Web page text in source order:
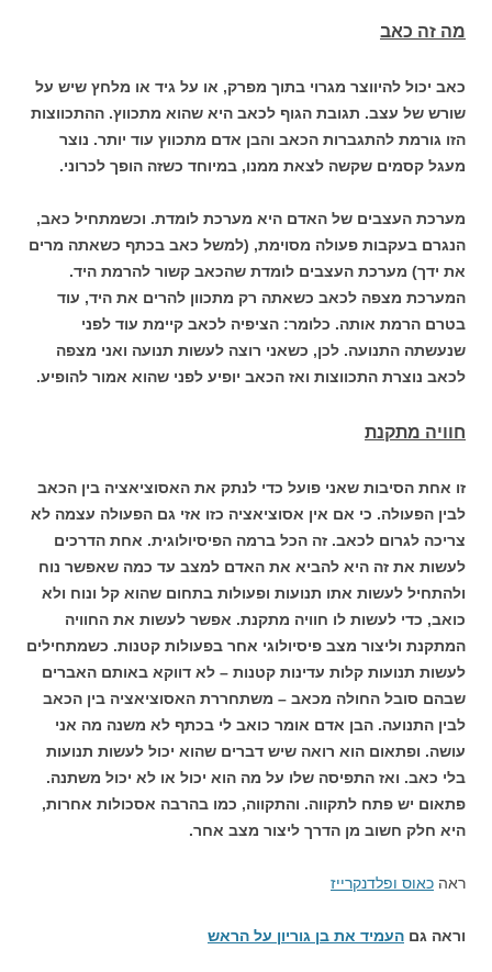
מה זה כאב
כאב יכול להיווצר מגרוי בתוך מפרק, או על גיד או מלחץ שיש על
שורש של עצב. תגובת הגוף לכאב היא שהוא מתכווץ. ההתכווצות
הזו גורמת להתגברות הכאב והבן אדם מתכווץ עוד יותר. נוצר
מעגל קסמים שקשה לצאת ממנו, במיוחד כשזה הופך לכרוני.
מערכת העצבים של האדם היא מערכת לומדת. וכשמתחיל כאב,
הנגרם בעקבות פעולה מסוימת, (למשל כאב בכתף כשאתה מרים
את ידך) מערכת העצבים לומדת שהכאב קשור להרמת היד.
המערכת מצפה לכאב כשאתה רק מתכוון להרים את היד, עוד
בטרם הרמת אותה. כלומר: הציפיה לכאב קיימת עוד לפני
שנעשתה התנועה. לכן, כשאני רוצה לעשות תנועה ואני מצפה
לכאב נוצרת התכווצות ואז הכאב יופיע לפני שהוא אמור להופיע.
חוויה מתקנת
זו אחת הסיבות שאני פועל כדי לנתק את האסוציאציה בין הכאב
לבין הפעולה. כי אם אין אסוציאציה כזו אזי גם הפעולה עצמה לא
צריכה לגרום לכאב. זה הכל ברמה הפיסיולוגית. אחת הדרכים
לעשות את זה היא להביא את האדם למצב עד כמה שאפשר נוח
ולהתחיל לעשות אתו תנועות ופעולות בתחום שהוא קל ונוח ולא
כואב, כדי לעשות לו חוויה מתקנת. אפשר לעשות את החוויה
המתקנת וליצור מצב פיסיולוגי אחר בפעולות קטנות. כשמתחילים
לעשות תנועות קלות עדינות קטנות – לא דווקא באותם האברים
שבהם סובל החולה מכאב – משתחררת האסוציאציה בין הכאב
לבין התנועה. הבן אדם אומר כואב לי בכתף לא משנה מה אני
עושה. ופתאום הוא רואה שיש דברים שהוא יכול לעשות תנועות
בלי כאב. ואז התפיסה שלו על מה הוא יכול או לא יכול משתנה.
פתאום יש פתח לתקווה. והתקווה, כמו בהרבה אסכולות אחרות,
היא חלק חשוב מן הדרך ליצור מצב אחר.
ראה כאוס ופלדנקרייז
וראה גם העמיד את בן גוריון על הראש